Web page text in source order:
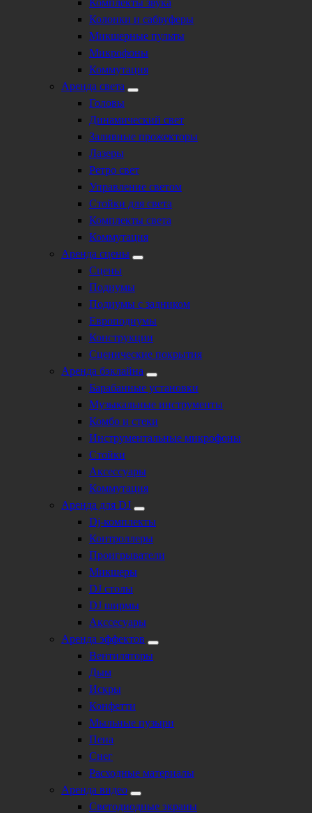
Колонки и сабвуферы
Микшерные пульты
Микрофоны
Коммутация
Аренда света
Головы
Динамический свет
Заливные прожекторы
Лазеры
Ретро свет
Управление светом
Стойки для света
Комплекты света
Коммутация
Аренда сцены
Сцены
Подиумы
Подиумы с задником
Европодиумы
Конструкции
Сценические покрытия
Аренда бэклайна
Барабанные установки
Музыкальные инструменты
Комбо и стеки
Инструментальные микрофоны
Стойки
Аксессуары
Коммутация
Аренда для DJ
Dj-комплекты
Контроллеры
Проигрыватели
Микшеры
DJ столы
DJ ширмы
Акссесуары
Аренда эффектов
Вентиляторы
Дым
Искры
Конфетти
Мыльные пузыри
Пена
Снег
Расходные материалы
Аренда видео
Светодиодные экраны